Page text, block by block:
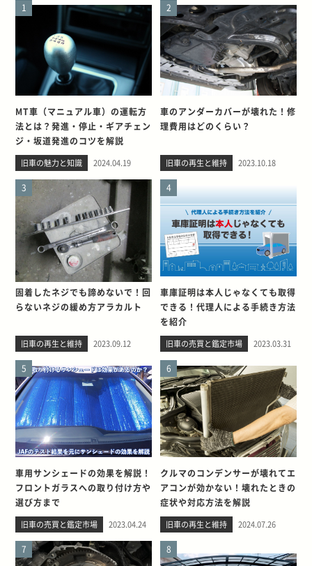
1
MT車（マニュアル車）の運転方
法とは？発進・停止・ギアチェン
ジ・坂道発進のコツを解説
旧車の魅力と知識 2024.04.19
2
車のアンダーカバーが壊れた！修
理費用はどのくらい？
旧車の再生と維持 2023.10.18
3
固着したネジでも諦めないで！回
らないネジの緩め方アラカルト
旧車の再生と維持 2023.09.12
4
車庫証明は本人じゃなくても取得
できる！代理人による手続き方法
を紹介
旧車の売買と鑑定市場 2023.03.31
5
車用サンシェードの効果を解説！
フロントガラスへの取り付け方や
選び方まで
旧車の売買と鑑定市場 2023.04.24
6
クルマのコンデンサーが壊れてエ
アコンが効かない！壊れたときの
症状や対応方法を解説
旧車の再生と維持 2024.07.26
7 8